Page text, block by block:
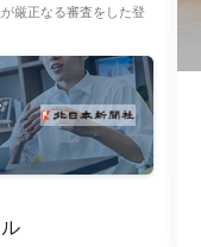
厳正なる審査をした登